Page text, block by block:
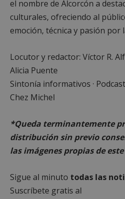
el nombre de Alcorcón a
culturales, ofreciendo al
emoción, técnica y pasión por
Locutor y redactor: Víctor R.
Alicia Puente
Sintonía informativos ·
Chez Michel
*Queda terminantemente
distribución sin previo
las imágenes propias de
Sigue al minuto todas las
Suscríbete gratis al
Cookies no
Las cookies estrictamente
El sitio web no se puede
las cookies estrictamente